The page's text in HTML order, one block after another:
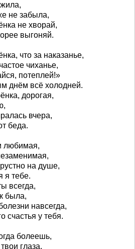
не забыла,
не хворай,
выгоняй.
что за наказанье,
чиханье,
потеплей!»
днём всё холодней.
дорогая,
вчера,
беда.
любимая,
на душе,
я тебе.
всегда,
была,
навсегда,
счастья у тебя.
болеешь,
глаза,